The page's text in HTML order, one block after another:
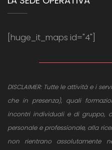
[huge_it_maps id="4"]
DISCLAIMER: Tutte le attività e i
che in presenza), quali
incontri individuali e di gruppo,
personale e professionale, alla
non rientrano assolutamente